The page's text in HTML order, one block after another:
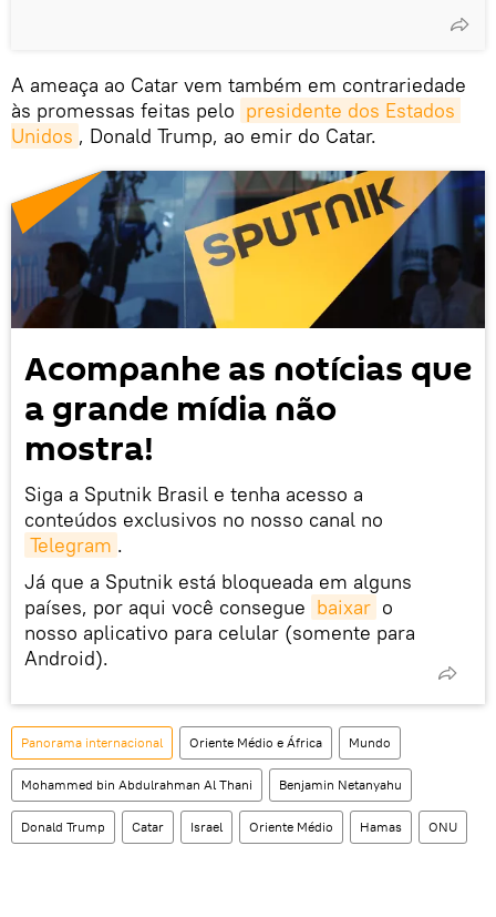
A ameaça ao Catar vem também em contrariedade
às promessas feitas pelo presidente dos Estados
Unidos , Donald Trump, ao emir do Catar.
Acompanhe as notícias que
a grande mídia não
mostra!
Siga a Sputnik Brasil e tenha acesso a
conteúdos exclusivos no nosso canal no
Telegram .
Já que a Sputnik está bloqueada em alguns
países, por aqui você consegue baixar o
nosso aplicativo para celular (somente para
Android).
Panorama internacional Oriente Médio e África Mundo
Mohammed bin Abdulrahman Al Thani Benjamin Netanyahu
Donald Trump Catar Israel Oriente Médio Hamas ONU